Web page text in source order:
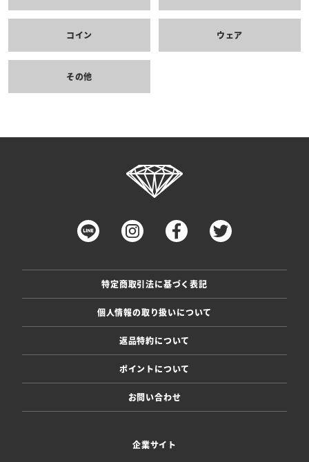
コイン ウェア
その他
特定商取引法に基づく表記
個人情報の取り扱いについて
返品特約について
ポイントについて
お問い合わせ
企業サイト